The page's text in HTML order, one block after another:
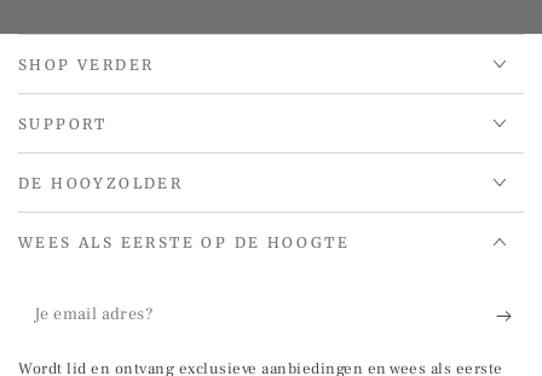
SHOP VERDER
SUPPORT
DE HOOYZOLDER
WEES ALS EERSTE OP DE HOOGTE
Wordt lid en ontvang exclusieve aanbiedingen en wees als eerste